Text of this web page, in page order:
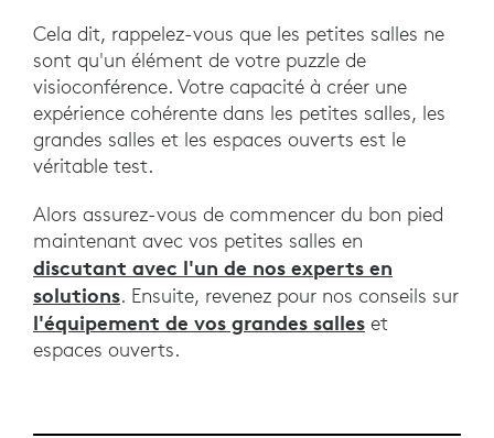
Cela dit, rappelez-vous que les petites salles ne
sont qu'un élément de votre puzzle de
visioconférence. Votre capacité à créer une
expérience cohérente dans les petites salles, les
grandes salles et les espaces ouverts est le
véritable test.
Alors assurez-vous de commencer du bon pied
maintenant avec vos petites salles en
discutant avec l'un de nos experts en
solutions. Ensuite, revenez pour nos conseils sur
l'équipement de vos grandes salles et
espaces ouverts.